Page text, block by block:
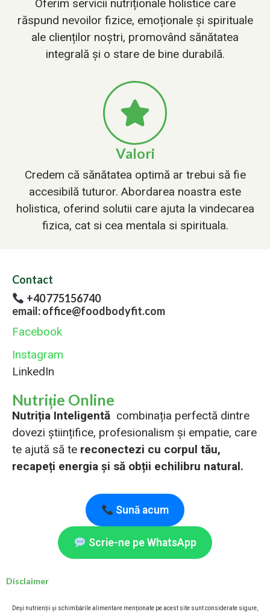
Oferim servicii nutriționale holistice care
răspund nevoilor fizice, emoționale și spirituale
ale clienților noștri, promovând sănătatea
integrală și o stare de bine durabilă.
Valori
Credem că sănătatea optimă ar trebui să fie
accesibilă tuturor. Abordarea noastra este
holistica, oferind solutii care ajuta la vindecarea
fizica, cat si cea mentala si spirituala.
Contact
+40 775156740
email: office@foodbodyfit.com
Facebook
Instagram
LinkedIn
Nutriție Online
Nutriția Inteligentă combinația perfectă dintre
dovezi științifice, profesionalism și empatie, care
te ajută să te reconectezi cu corpul tău,
recapeți energia și să obții echilibru natural.
Sună acum
Scrie-ne pe WhatsApp
Disclaimer
Deși nutrienții și schimbările alimentare menționate pe acest site sunt considerate sigure,